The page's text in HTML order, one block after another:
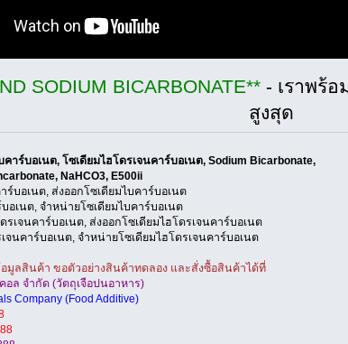
SODIUM BICARBONATE** - เราพร้
สูงสุด
าร์บอเนต, โซเดียมไฮโดรเจนคาร์บอเนต, Sodium Bicarbonate,
NaHCO3, E500ii
ร์บอเนต, ส่งออกโซเดียมไบคาร์บอเนต
อเนต, จำหน่ายโซเดียมไบคาร์บอเนต
รเจนคาร์บอเนต, ส่งออกโซเดียมไฮโดรเจนคาร์บอเนต
จนคาร์บอเนต, จำหน่ายโซเดียมไฮโดรเจนคาร์บอเนต
มูลสินค้า ขอตัวอย่างสินค้าทดลอง และสั่งซื้อสินค้าได้ที่
อล จำกัด (วัตถุเจือปนอาหาร)
Company (Food Additive)